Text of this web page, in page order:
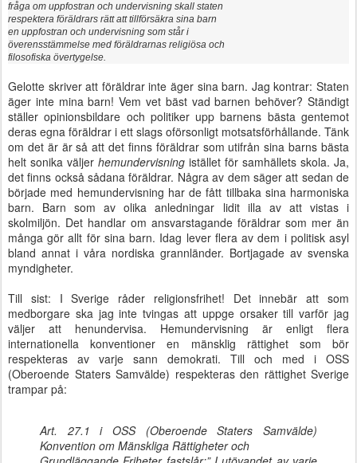
fråga om uppfostran och undervisning skall staten
respektera föräldrars rätt att tillförsäkra sina barn
en uppfostran och undervisning som står i
överensstämmelse med föräldrarnas religiösa och
filosofiska övertygelse.
Gelotte skriver att föräldrar inte äger sina barn. Jag kontrar: Staten
äger inte mina barn! Vem vet bäst vad barnen behöver? Ständigt
ställer opinionsbildare och politiker upp barnens bästa gentemot
deras egna föräldrar i ett slags oförsonligt motsatsförhållande. Tänk
om det är är så att det finns föräldrar som utifrån sina barns bästa
helt sonika väljer hemundervisning istället för samhällets skola. Ja,
det finns också sådana föräldrar. Några av dem säger att sedan de
började med hemundervisning har de fått tillbaka sina harmoniska
barn. Barn som av olika anledningar lidit illa av att vistas i
skolmiljön. Det handlar om ansvarstagande föräldrar som mer än
många gör allt för sina barn. Idag lever flera av dem i politisk asyl
bland annat i våra nordiska grannländer. Bortjagade av svenska
myndigheter.
Till sist: I Sverige råder religionsfrihet! Det innebär att som
medborgare ska jag inte tvingas att uppge orsaker till varför jag
väljer att henundervisa. Hemundervisning är enligt flera
internationella konventioner en mänsklig rättighet som bör
respekteras av varje sann demokrati. Till och med i OSS
(Oberoende Staters Samvälde) respekteras den rättighet Sverige
trampar på:
Art. 27.1 i OSS (Oberoende Staters Samvälde)
Konvention om Mänskliga Rättigheter och